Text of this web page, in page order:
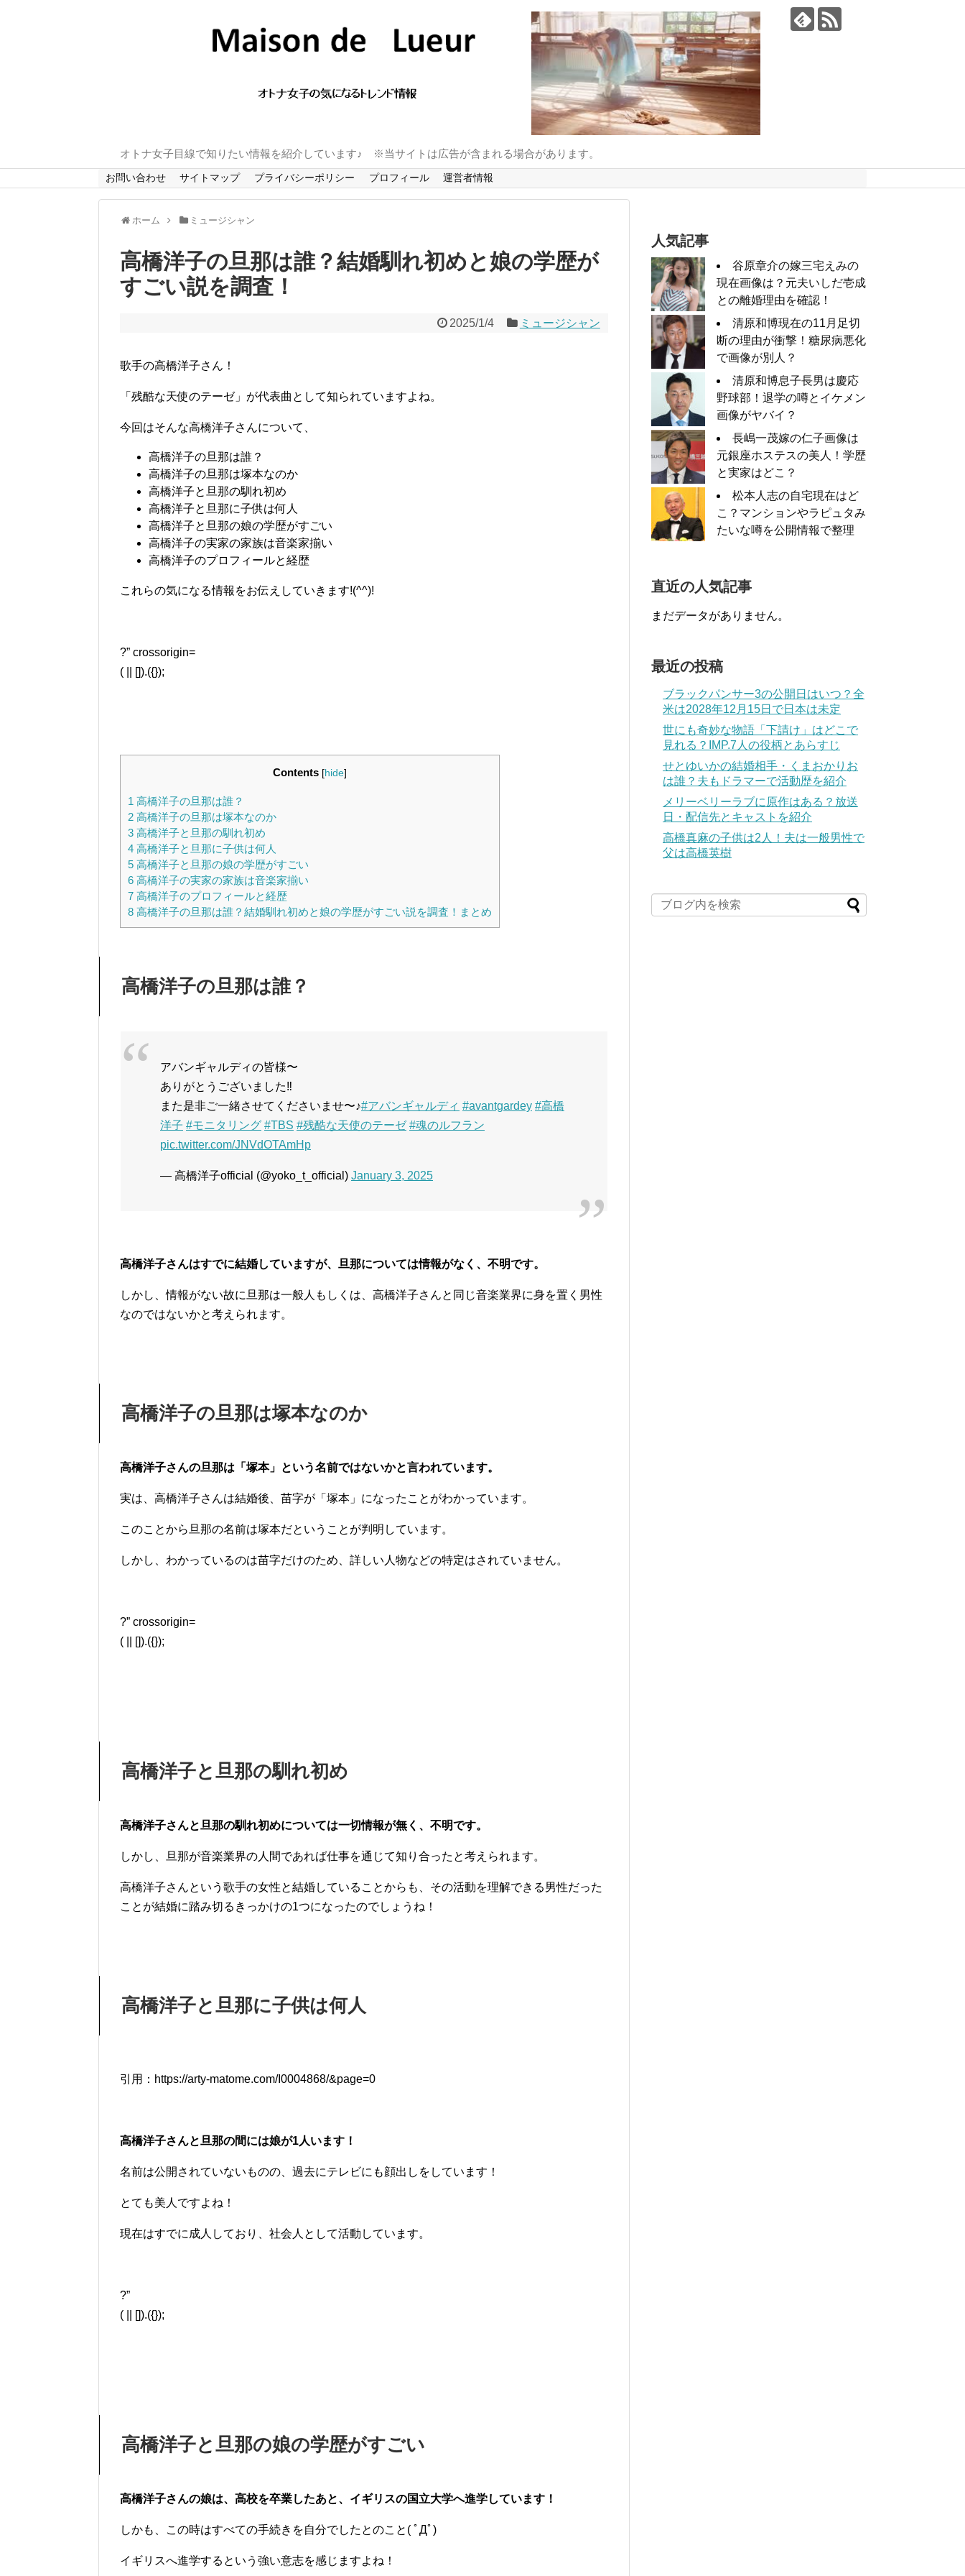
オトナ女子目線で知りたい情報を紹介しています♪ ※当サイトは広告が含まれる場合があります。
お問い合わせ サイトマップ プライバシーポリシー プロフィール 運営者情報
ホーム ミュージシャン
高橋洋子の旦那は誰？結婚馴れ初めと娘の学歴が
すごい説を調査！
2025/1/4 ミュージシャン
歌手の高橋洋子さん！
「残酷な天使のテーゼ」が代表曲として知られていますよね。
今回はそんな高橋洋子さんについて、
高橋洋子の旦那は誰？
高橋洋子の旦那は塚本なのか
高橋洋子と旦那の馴れ初め
高橋洋子と旦那に子供は何人
高橋洋子と旦那の娘の学歴がすごい
高橋洋子の実家の家族は音楽家揃い
高橋洋子のプロフィールと経歴
これらの気になる情報をお伝えしていきます!(^^)!
?” crossorigin=
( || []).({});
Contents [hide]
1 高橋洋子の旦那は誰？
2 高橋洋子の旦那は塚本なのか
3 高橋洋子と旦那の馴れ初め
4 高橋洋子と旦那に子供は何人
5 高橋洋子と旦那の娘の学歴がすごい
6 高橋洋子の実家の家族は音楽家揃い
7 高橋洋子のプロフィールと経歴
8 高橋洋子の旦那は誰？結婚馴れ初めと娘の学歴がすごい説を調査！まとめ
高橋洋子の旦那は誰？
アバンギャルディの皆様〜
ありがとうございました‼️
また是非ご一緒させてくださいませ〜♪#アバンギャルディ #avantgardey #高橋
洋子 #モニタリング #TBS #残酷な天使のテーゼ #魂のルフラン
pic.twitter.com/JNVdOTAmHp
— 高橋洋子official (@yoko_t_official) January 3, 2025
高橋洋子さんはすでに結婚していますが、旦那については情報がなく、不明です。
しかし、情報がない故に旦那は一般人もしくは、高橋洋子さんと同じ音楽業界に身を置く男性
なのではないかと考えられます。
高橋洋子の旦那は塚本なのか
高橋洋子さんの旦那は「塚本」という名前ではないかと言われています。
実は、高橋洋子さんは結婚後、苗字が「塚本」になったことがわかっています。
このことから旦那の名前は塚本だということが判明しています。
しかし、わかっているのは苗字だけのため、詳しい人物などの特定はされていません。
?” crossorigin=
( || []).({});
高橋洋子と旦那の馴れ初め
高橋洋子さんと旦那の馴れ初めについては一切情報が無く、不明です。
しかし、旦那が音楽業界の人間であれば仕事を通じて知り合ったと考えられます。
高橋洋子さんという歌手の女性と結婚していることからも、その活動を理解できる男性だった
ことが結婚に踏み切るきっかけの1つになったのでしょうね！
高橋洋子と旦那に子供は何人
引用：https://arty-matome.com/I0004868/&page=0
高橋洋子さんと旦那の間には娘が1人います！
名前は公開されていないものの、過去にテレビにも顔出しをしています！
とても美人ですよね！
現在はすでに成人しており、社会人として活動しています。
?”
( || []).({});
高橋洋子と旦那の娘の学歴がすごい
高橋洋子さんの娘は、高校を卒業したあと、イギリスの国立大学へ進学しています！
しかも、この時はすべての手続きを自分でしたとのこと( ﾟДﾟ)
イギリスへ進学するという強い意志を感じますよね！
人気記事
谷原章介の嫁三宅えみの
現在画像は？元夫いしだ壱成
との離婚理由を確認！
清原和博現在の11月足切
断の理由が衝撃！糖尿病悪化
で画像が別人？
清原和博息子長男は慶応
野球部！退学の噂とイケメン
画像がヤバイ？
長嶋一茂嫁の仁子画像は
元銀座ホステスの美人！学歴
と実家はどこ？
松本人志の自宅現在はど
こ？マンションやラピュタみ
たいな噂を公開情報で整理
直近の人気記事
まだデータがありません。
最近の投稿
ブラックパンサー3の公開日はいつ？全
米は2028年12月15日で日本は未定
世にも奇妙な物語「下請け」はどこで
見れる？IMP.7人の役柄とあらすじ
せとゆいかの結婚相手・くまおかりお
は誰？夫もドラマーで活動歴を紹介
メリーベリーラブに原作はある？放送
日・配信先とキャストを紹介
高橋真麻の子供は2人！夫は一般男性で
父は高橋英樹